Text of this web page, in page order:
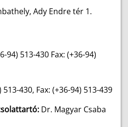
Ady Endre tér 1.
94) 513-430 Fax: (+36-94)
513-430, Fax: (+36-94) 513-439
Dr. Magyar Csaba